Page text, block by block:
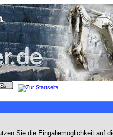
Sie die Eingabemöglichkeit auf